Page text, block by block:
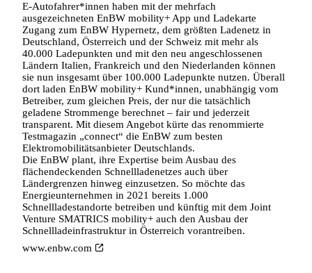
E-Autofahrer*innen haben mit der mehrfach
ausgezeichneten EnBW mobility+ App und Ladekarte
Zugang zum EnBW Hypernetz, dem größten Ladenetz in
Deutschland, Österreich und der Schweiz mit mehr als
40.000 Ladepunkten und mit den neu angeschlossenen
Ländern Italien, Frankreich und den Niederlanden können
sie nun insgesamt über 100.000 Ladepunkte nutzen. Überall
dort laden EnBW mobility+ Kund*innen, unabhängig vom
Betreiber, zum gleichen Preis, der nur die tatsächlich
geladene Strommenge berechnet – fair und jederzeit
transparent. Mit diesem Angebot kürte das renommierte
Testmagazin „connect“ die EnBW zum besten
Elektromobilitätsanbieter Deutschlands.
Die EnBW plant, ihre Expertise beim Ausbau des
flächendeckenden Schnellladenetzes auch über
Ländergrenzen hinweg einzusetzen. So möchte das
Energieunternehmen in 2021 bereits 1.000
Schnellladestandorte betreiben und künftig mit dem Joint
Venture SMATRICS mobility+ auch den Ausbau der
Schnellladeinfrastruktur in Österreich vorantreiben.
www.enbw.com